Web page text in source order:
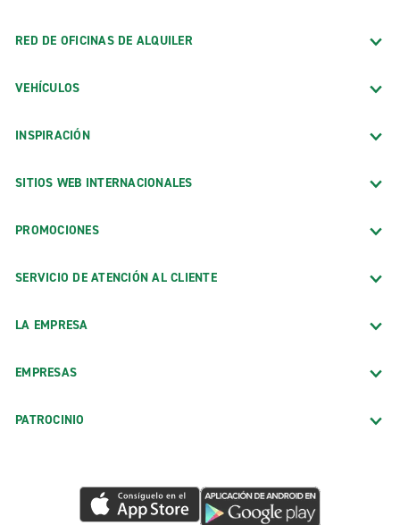
RED DE OFICINAS DE ALQUILER
VEHÍCULOS
INSPIRACIÓN
SITIOS WEB INTERNACIONALES
PROMOCIONES
SERVICIO DE ATENCIÓN AL CLIENTE
LA EMPRESA
EMPRESAS
PATROCINIO